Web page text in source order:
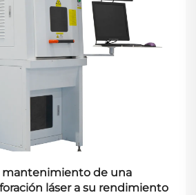
mantenimiento de una
láser a su rendimiento